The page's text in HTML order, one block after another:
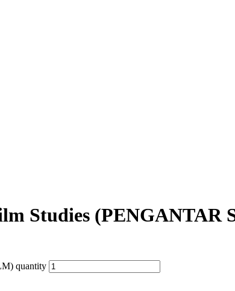
Studies (PENGANTAR
quantity